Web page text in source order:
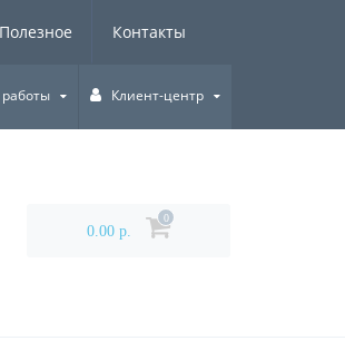
Полезное Контакты
Клиент-центр
0.00 р.
0